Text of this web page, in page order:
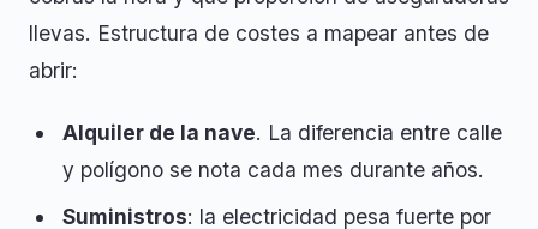
llevas. Estructura de costes a mapear antes de
abrir:
Alquiler de la nave. La diferencia entre calle
y polígono se nota cada mes durante años.
Suministros: la electricidad pesa fuerte por